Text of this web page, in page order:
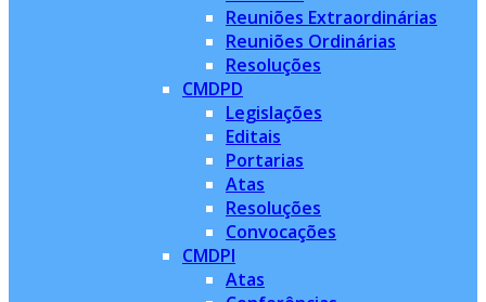
Reuniões Extraordinárias
Reuniões Ordinárias
Resoluções
CMDPD
Legislações
Editais
Portarias
Atas
Resoluções
Convocações
CMDPI
Atas